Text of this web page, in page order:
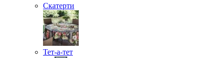
Скатерти
Тет-а-тет